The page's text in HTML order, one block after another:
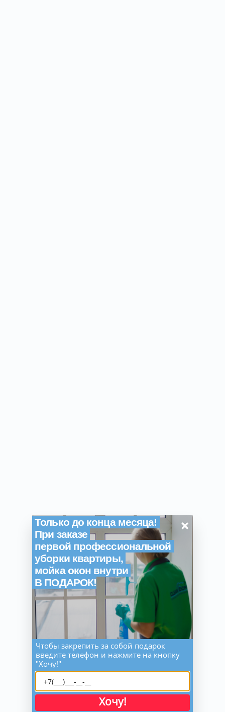
Только до конца месяца!
При заказе
первой профессиональной
уборки квартиры,
мойка окон внутри
В ПОДАРОК!
×
Чтобы закрепить за собой подарок
введите телефон и нажмите на кнопку
"Хочу!"
Хочу!